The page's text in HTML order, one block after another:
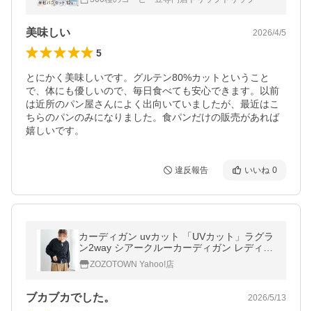
美味しい 2026/4/5
5
とにかく美味しいです。グルテン80%カットということ
で、体にも優しいので、毎日食べても安心できます。以前
は近所のパン屋さんによく出向いていましたが、最近はこ
ちらのパンのみになりました。食パンだけの販売があれば
嬉しいです。
違反報告 いいね 0
カーディガン uvカット 「UVカット」ラグラ
ン2way シアークルーカーディガン レディー
スZOZOTOWN Yahoo!店
ブカブカでした。 2026/5/13